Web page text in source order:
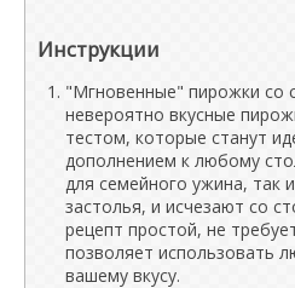
Инструкции
"Мгновенные" пирожки со
невероятно вкусные
тестом, которые станут
дополнением к любому
для семейного ужина, так
застолья, и исчезают со
рецепт простой, не
позволяет использовать
вашему вкусу.